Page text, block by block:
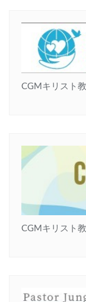
CGMキリスト
CGMキリスト